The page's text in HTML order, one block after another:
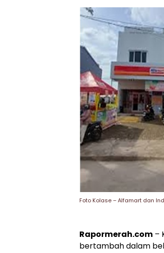
Foto Kolase – Alfamart dan
Rapormerah.com –
bertambah dalam